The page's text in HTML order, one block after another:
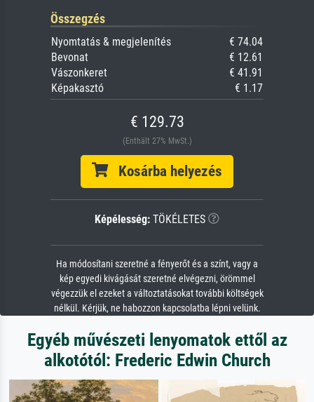
Összegzés
Nyomtatás & megjelenítés
€ 74.04
Bevonat
€ 12.61
Vászonkeret
€ 41.91
Képakasztó
€ 1.17
€ 129.73
(Enthält 27% MwSt.)
Kosárba helyezés
Képélesség: TÖKÉLETES
Ha módosítani szeretné a fényerőt és a színt, vagy a
kép egyedi kivágását szeretné elvégezni, örömmel
végezzük el ezeket a változtatásokat további költségek
nélkül. Kérjük, ne habozzon kapcsolatba lépni velünk.
Egyéb művészeti lenyomatok ettől az
alkotótól: Frederic Edwin Church